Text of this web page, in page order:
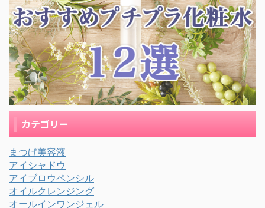
カテゴリー
まつげ美容液
アイシャドウ
アイブロウペンシル
オイルクレンジング
オールインワンジェル